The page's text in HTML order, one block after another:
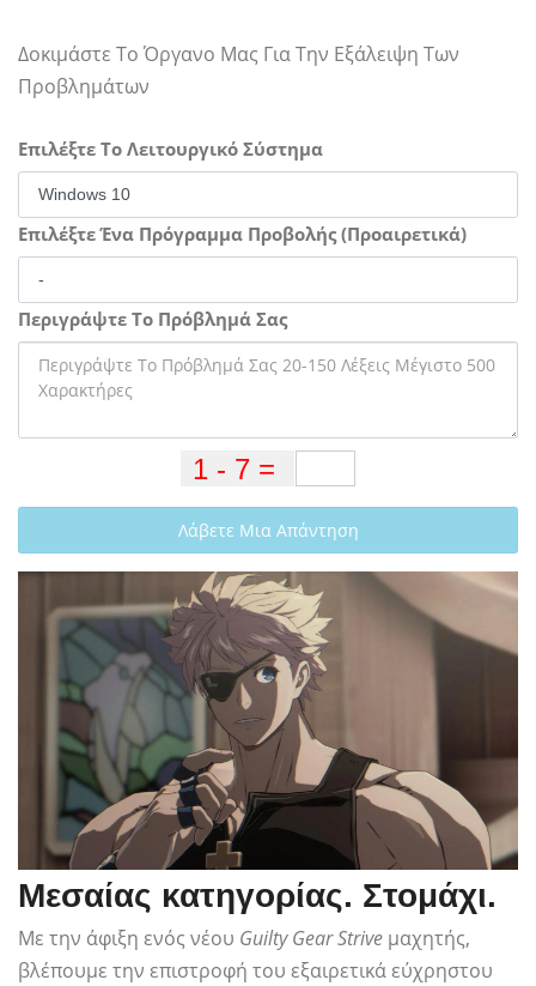
Δοκιμάστε Το Όργανο Μας Για Την Εξάλειψη Των
Προβλημάτων
Επιλέξτε Το Λειτουργικό Σύστημα
Επιλέξτε Ένα Πρόγραμμα Προβολής (Προαιρετικά)
Περιγράψτε Το Πρόβλημά Σας
Λάβετε Μια Απάντηση
Μεσαίας κατηγορίας. Στομάχι.
Με την άφιξη ενός νέου Guilty Gear Strive μαχητής,
βλέπουμε την επιστροφή του εξαιρετικά εύχρηστου